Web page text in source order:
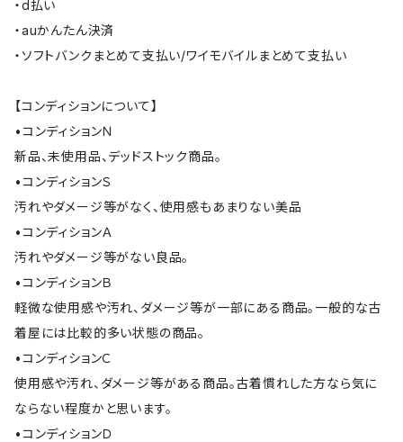
・d払い
・auかんたん決済
・ソフトバンクまとめて支払い/ワイモバイルまとめて支払い
【コンディションについて】
•コンディションＮ
新品、未使用品、デッドストック商品。
•コンディションＳ
汚れやダメージ等がなく、使用感もあまりない美品
•コンディションＡ
汚れやダメージ等がない良品。
•コンディションＢ
軽微な使用感や汚れ、ダメージ等が一部にある商品。一般的な古
着屋には比較的多い状態の商品。
•コンディションＣ
使用感や汚れ、ダメージ等がある商品。古着慣れした方なら気に
ならない程度かと思います。
•コンディションＤ